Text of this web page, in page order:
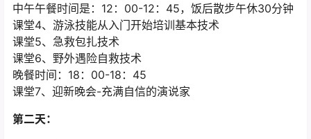
中午午餐时间是：12：00-12：45，饭后散步午休30分钟
课堂4、游泳技能从入门开始培训基本技术
课堂5、急救包扎技术
课堂6、野外遇险自救技术
晚餐时间：18：00-18：45
课堂7、迎新晚会-充满自信的演说家
第二天：